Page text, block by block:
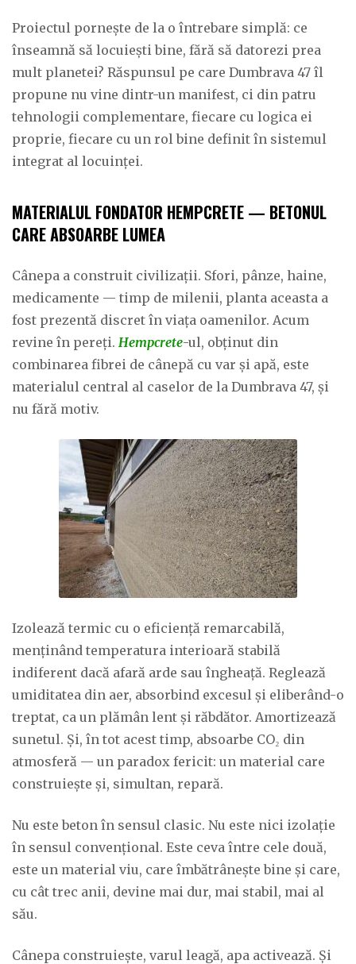
Proiectul pornește de la o întrebare simplă: ce
înseamnă să locuiești bine, fără să datorezi prea
mult planetei? Răspunsul pe care Dumbrava 47 îl
propune nu vine dintr-un manifest, ci din patru
tehnologii complementare, fiecare cu logica ei
proprie, fiecare cu un rol bine definit în sistemul
integrat al locuinței.
MATERIALUL FONDATOR HEMPCRETE — BETONUL
CARE ABSOARBE LUMEA
Cânepa a construit civilizații. Sfori, pânze, haine,
medicamente — timp de milenii, planta aceasta a
fost prezentă discret în viața oamenilor. Acum
revine în pereți. Hempcrete-ul, obținut din
combinarea fibrei de cânepă cu var și apă, este
materialul central al caselor de la Dumbrava 47, și
nu fără motiv.
Izolează termic cu o eficiență remarcabilă,
menținând temperatura interioară stabilă
indiferent dacă afară arde sau îngheață. Reglează
umiditatea din aer, absorbind excesul și eliberând-o
treptat, ca un plămân lent și răbdător. Amortizează
sunetul. Și, în tot acest timp, absoarbe CO₂ din
atmosferă — un paradox fericit: un material care
construiește și, simultan, repară.
Nu este beton în sensul clasic. Nu este nici izolație
în sensul convențional. Este ceva între cele două,
este un material viu, care îmbătrânește bine și care,
cu cât trec anii, devine mai dur, mai stabil, mai al
său.
Cânepa construiește, varul leagă, apa activează. Și